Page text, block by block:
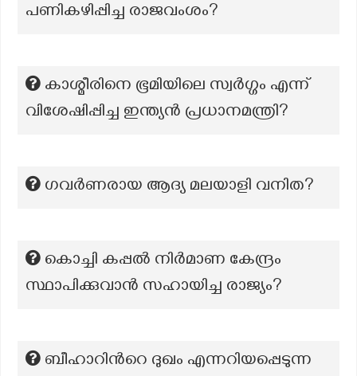
പണികഴിപ്പിച്ച രാജവംശം?
കാശ്മീരിനെ ഭൂമിയിലെ സ്വർഗ്ഗം എന്ന്
വിശേഷിപ്പിച്ച ഇന്ത്യൻ പ്രധാനമന്ത്രി?
ഗവർണരായ ആദ്യ മലയാളി വനിത?
കൊച്ചി കപ്പൽ നിർമാണ കേന്ദ്രം
സ്ഥാപിക്കുവാൻ സഹായിച്ച രാജ്യം?
ബീഹാറിന്‍റെ ദുഖം എന്നറിയപ്പെടുന്ന